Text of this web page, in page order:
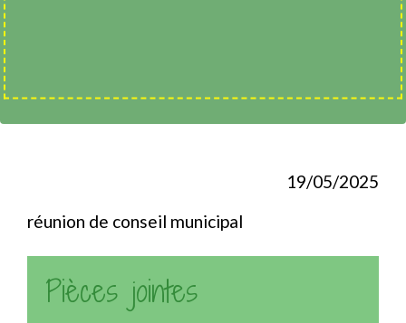
19/05/2025
réunion de conseil municipal
Pièces jointes